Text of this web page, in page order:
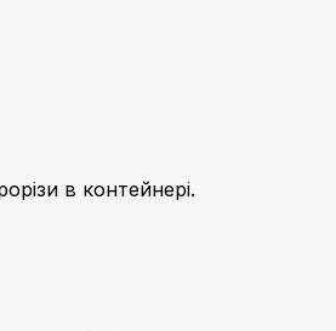
в контейнері.